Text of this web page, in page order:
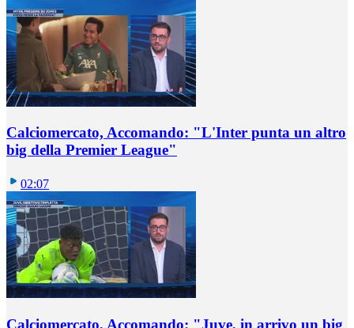
Calciomercato, Accomando: "L'Inter punta un altro
big della Premier League"
02:07
Calciomercato, Accomando: "Juve, in arrivo un big